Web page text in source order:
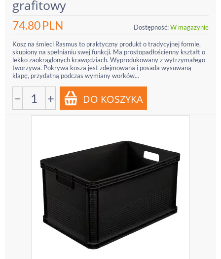
grafitowy
74.80PLN Dostępność:W magazynie
Kosz na śmieci Rasmus to praktyczny produkt o tradycyjnej formie,
skupiony na spełnianiu swej funkcji. Ma prostopadłościenny kształt o
lekko zaokrąglonych krawędziach. Wyprodukowany z wytrzymałego
tworzywa. Pokrywa kosza jest zdejmowana i posada wysuwaną
klapę, przydatną podczas wymiany worków...
− +